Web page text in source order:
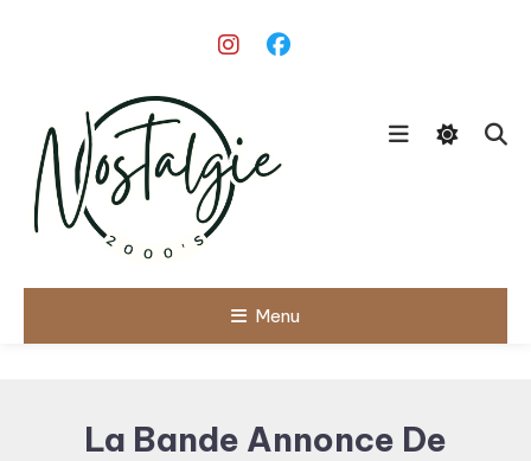
Nostalgie
Menu
La Bande Annonce De